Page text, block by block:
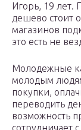
Игорь, 19 лет.
дешево стоит
магазинов
это есть не
Молодежные
молодым
покупки,
переводить
возможность
сотрудничает